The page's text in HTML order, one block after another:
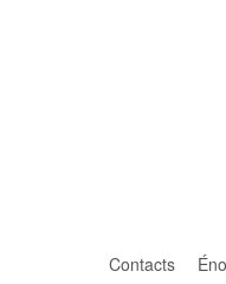
Contacts